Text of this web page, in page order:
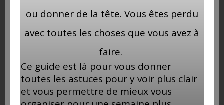
ou donner de la tête. Vous êtes perdu
avec toutes les choses que vous avez à
faire.
Ce guide est là pour vous donner
toutes les astuces pour y voir plus clair
et vous permettre de mieux vous